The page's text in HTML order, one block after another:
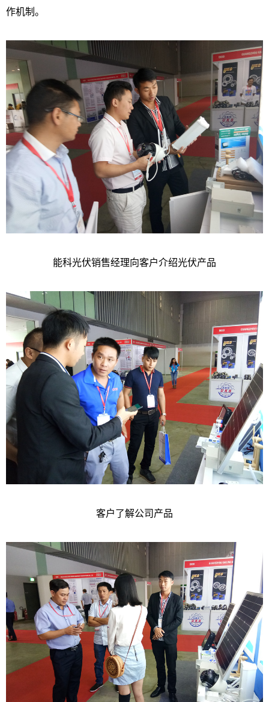
作机制。
能科光伏销售经理向客户介绍光伏产品
客户了解公司产品